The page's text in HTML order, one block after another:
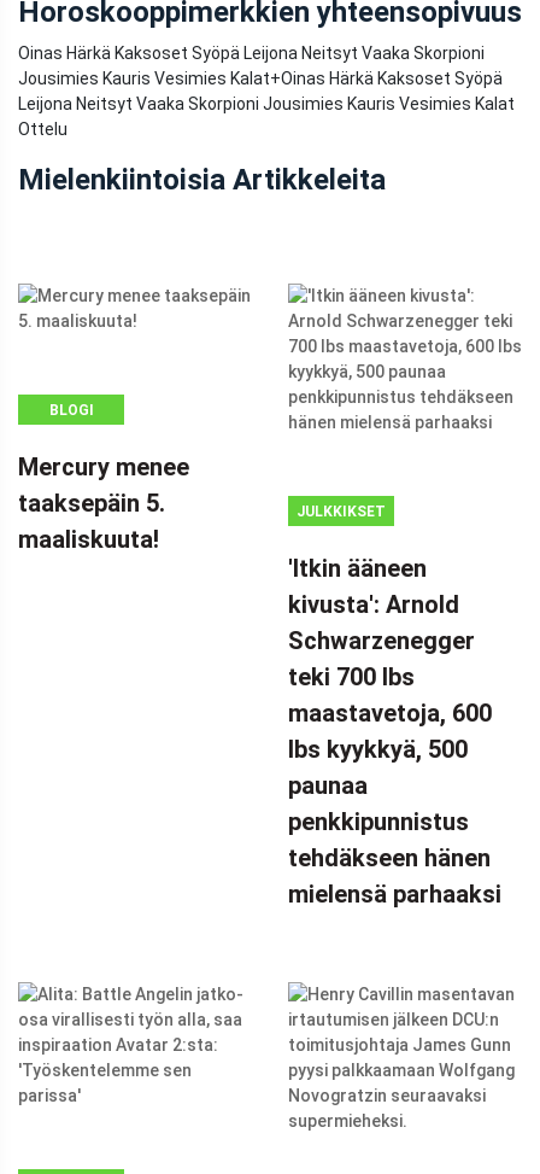
Horoskooppimerkkien yhteensopivuus
Oinas Härkä Kaksoset Syöpä Leijona Neitsyt Vaaka Skorpioni
Jousimies Kauris Vesimies Kalat+Oinas Härkä Kaksoset Syöpä
Leijona Neitsyt Vaaka Skorpioni Jousimies Kauris Vesimies Kalat
Ottelu
Mielenkiintoisia Artikkeleita
BLOGI
Mercury menee
taaksepäin 5.
maaliskuuta!
JULKKIKSET
(ADSBYGOOGLE
=
WINDOW.ADSBYGOOGLE
|| []).PUSH({});
ARNOLD
SCHWARZENEGGER
TEKI 700 LBS
MAASTAVETOJA
'Itkin ääneen
kivusta': Arnold
Schwarzenegger
teki 700 lbs
maastavetoja, 600
lbs kyykkyä, 500
paunaa
penkkipunnistus
tehdäkseen hänen
mielensä parhaaksi